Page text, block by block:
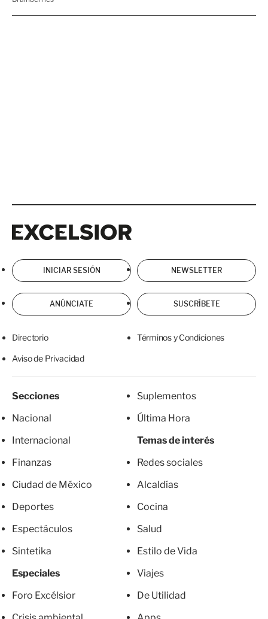
INICIAR SESIÓN NEWSLETTER
ANÚNCIATE SUSCRÍBETE
Directorio Términos y Condiciones
Aviso de Privacidad
Secciones
Nacional
Internacional
Finanzas
Ciudad de México
Deportes
Espectáculos
Sintetika
Especiales
Foro Excélsior
Suplementos
Última Hora
Temas de interés
Redes sociales
Alcaldías
Cocina
Salud
Estilo de Vida
Viajes
De Utilidad